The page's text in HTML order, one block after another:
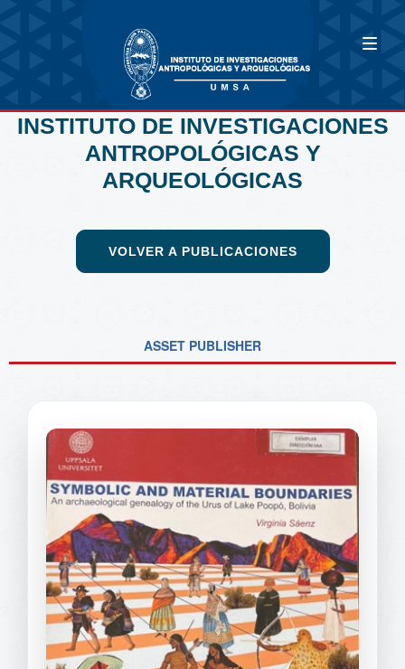
INSTITUTO DE INVESTIGACIONES
ANTROPOLÓGICAS Y
ARQUEOLÓGICAS
VOLVER A PUBLICACIONES
ASSET PUBLISHER